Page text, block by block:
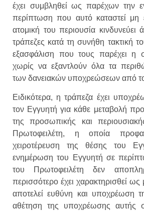
έχει συμβληθεί ως παρέχων την
περίπτωση που αυτό καταστεί μη
ατομική του περιουσία κινδυνεύει
τράπεζες κατά τη συνήθη τακτική
εξασφάλιση που τους παρέχει η
χωρίς να εξαντλούν όλα τα
των δανειακών υποχρεώσεων από
Ειδικότερα, η τράπεζα έχει
τον Εγγυητή για κάθε μεταβολή
της προσωπικής και
Πρωτοφειλέτη, η οποία
χειροτέρευση της θέσης του
ενημέρωση του Εγγυητή σε
του Πρωτοφειλέτη δεν
περισσότερο έχει χαρακτηρισθεί
αποτελεί ευθύνη και υποχρέωση
αθέτηση της υποχρέωσης αυτής